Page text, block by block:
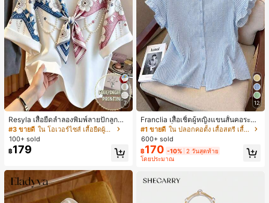
7
Resyla เสื้อยืดลำลองพิมพ์ลายปักลูกปัด
รูปโบว์ขนาดใหญ่สำหรับผู้หญิง
#3 ขายดี
ใน โอเวอร์ไซส์ เสื้อยืดผู้หญิง
100+ sold
฿179
12
Franclia เสื้อเชิ้ตผู้หญิงแขนสั้นคอระบา
ยกระดุมเดี่ยวลายทาง
#1 ขายดี
ใน ปลอกคอตั้ง เสื้อสตรี เสื้อเบลาส์ & Tee
600+ sold
฿170 -10% 2 วันสุดท้าย
โดยประมาณ